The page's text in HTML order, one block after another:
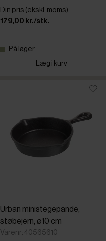
Din pris (ekskl. moms)
179,00 kr./stk.
På lager
Læg i kurv
Urban ministegepande,
støbejern, ø10 cm
Varenr: 40565610